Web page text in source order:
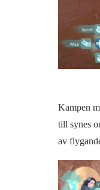
Kampen
till synes
av